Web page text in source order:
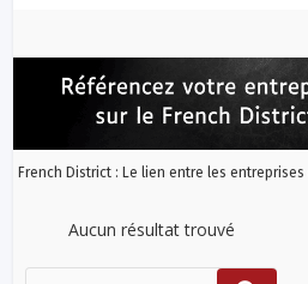
French District : Le lien entre les
Aucun résultat trouvé